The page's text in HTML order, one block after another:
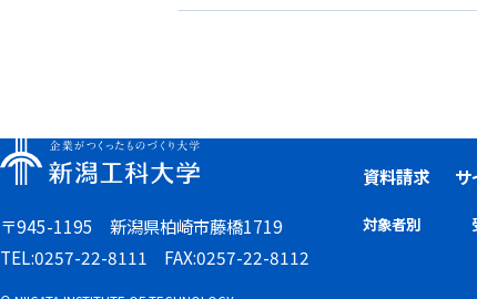
〒945-1195 新潟県柏崎市藤橋1719
TEL:0257-22-8111 FAX:0257-22-8112
資料請求 サ
対象者別